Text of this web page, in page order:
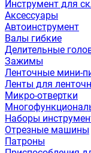
Инструмент для
Аксессуары
Автоинструмент
Валы гибкие
Делительные
Зажимы
Ленточные мини-
Ленты для
Микро-отвертки
Наборы
Отрезные машины
Патроны